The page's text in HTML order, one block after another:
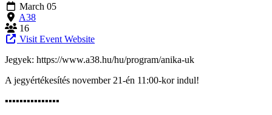
March 05
A38
16
Visit Event Website
Jegyek: https://www.a38.hu/hu/program/anika-uk
A jegyértékesítés november 21-én 11:00-kor indul!
▪︎▪︎▪︎▪︎▪︎▪︎▪︎▪︎▪︎▪︎▪︎▪︎▪︎▪︎▪︎